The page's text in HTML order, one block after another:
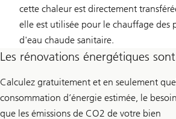
cette chaleur est directement
elle est utilisée pour le chauffage des
d'eau chaude sanitaire.
Les rénovations énergétiques
Calculez gratuitement et en seulement
consommation d’énergie estimée, le
que les émissions de CO2 de votre bien